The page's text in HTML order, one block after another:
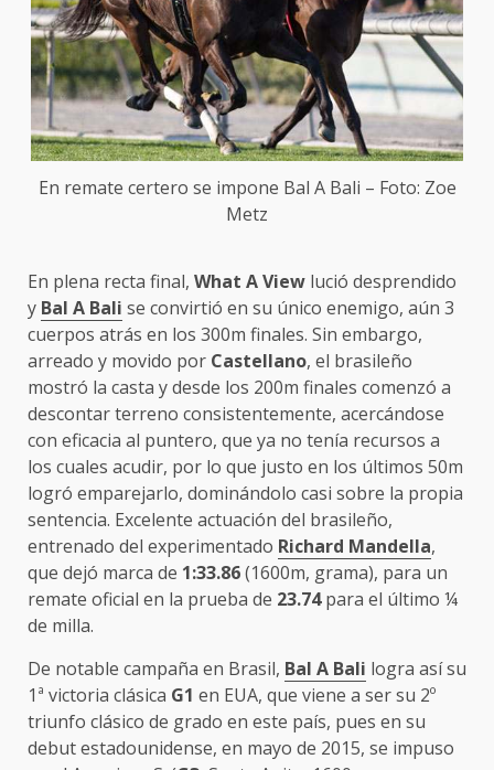
En remate certero se impone Bal A Bali – Foto: Zoe
Metz
En plena recta final, What A View lució desprendido
y Bal A Bali se convirtió en su único enemigo, aún 3
cuerpos atrás en los 300m finales. Sin embargo,
arreado y movido por Castellano, el brasileño
mostró la casta y desde los 200m finales comenzó a
descontar terreno consistentemente, acercándose
con eficacia al puntero, que ya no tenía recursos a
los cuales acudir, por lo que justo en los últimos 50m
logró emparejarlo, dominándolo casi sobre la propia
sentencia. Excelente actuación del brasileño,
entrenado del experimentado Richard Mandella,
que dejó marca de 1:33.86(1600m, grama), para un
remate oficial en la prueba de 23.74para el último ¼
de milla.
De notable campaña en Brasil, Bal A Bali logra así su
1ª victoria clásica G1 en EUA, que viene a ser su 2º
triunfo clásico de grado en este país, pues en su
debut estadounidense, en mayo de 2015, se impuso